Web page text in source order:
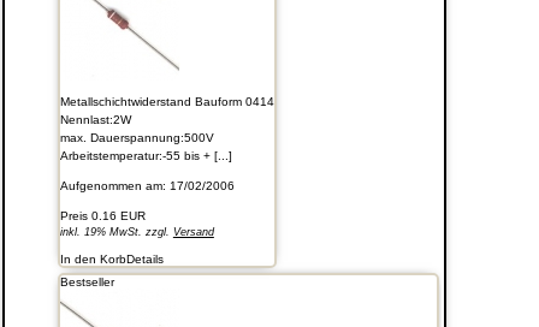
Metallschichtwiderstand Bauform 0414
Nennlast:2W
max. Dauerspannung:500V
Arbeitstemperatur:-55 bis + [...]
Aufgenommen am: 17/02/2006
Preis 0.16 EUR
inkl. 19% MwSt. zzgl. Versand
In den KorbDetails
Bestseller